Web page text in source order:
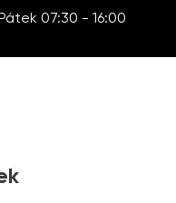
07:30 - 16:00